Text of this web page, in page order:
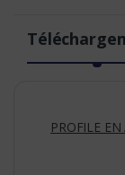
PROFILE